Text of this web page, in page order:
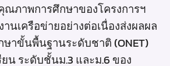
ภาพการศึกษาของโครงการฯ
นเครือข่ายอย่างต่อเนื่องส่งผลผล
าขั้นพื้นฐานระดับชาติ (ONET)
น ระดับชั้นม.3 และม.6 ของ